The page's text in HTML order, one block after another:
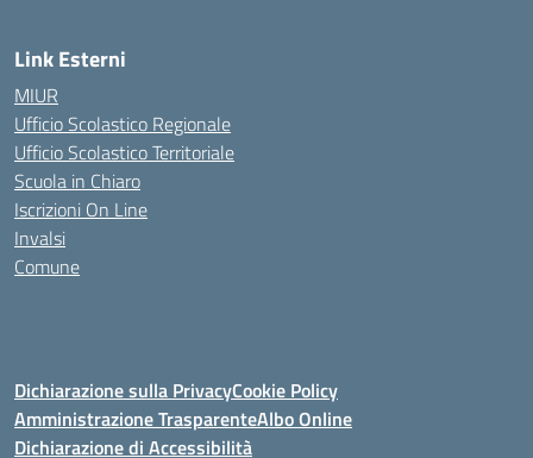
Link Esterni
MIUR
Ufficio Scolastico Regionale
Ufficio Scolastico Territoriale
Scuola in Chiaro
Iscrizioni On Line
Invalsi
Comune
Dichiarazione sulla PrivacyCookie Policy
Amministrazione TrasparenteAlbo Online
Dichiarazione di Accessibilità